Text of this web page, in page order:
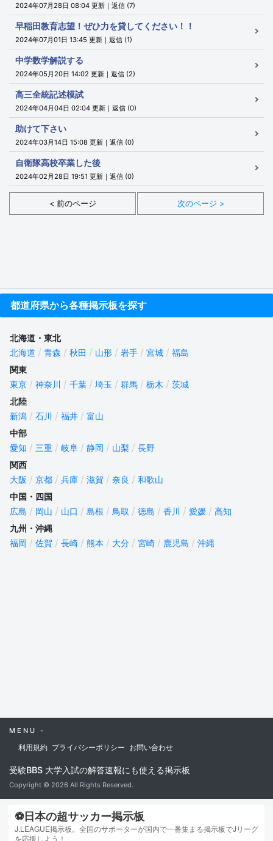
⚽日本の超サッカー掲示板
J.LEAGUE掲示板。全国のサポーターが国内で一番集まる掲示板でJリーグ
を応援しよう！
2024年07月28日 08:04 更新｜返信 (7)
早稲田教育志望！ぜひ力を貸してください！！
2024年07月01日 13:45 更新｜返信 (1)
中学数学解説する
2024年05月20日 14:02 更新｜返信 (2)
高三全統記述模試
2024年04月04日 02:04 更新｜返信 (0)
助けて下さい
2024年03月14日 15:08 更新｜返信 (0)
自衛隊高校卒業した後
2024年02月28日 19:51 更新｜返信 (0)
< 前のページ 次のページ >
都道府県から各種掲示板を探す
北海道・東北
北海道
青森 秋田 山形 岩手 宮城
福島
関東
東京
神奈川 千葉 埼玉 群馬 栃木
茨城
北陸
新潟
石川 福井
富山
中部
愛知
三重 岐阜 静岡 山梨
長野
関西
大阪
京都 兵庫 滋賀 奈良
和歌山
中国・四国
広島
岡山 山口 島根 鳥取 徳島 香川 愛媛
高知
九州・沖縄
福岡
佐賀 長崎 熊本 大分 宮崎 鹿児島 沖縄
MENU -
利用規約 プライバシーポリシー お問い合わせ
受験BBS 大学入試の解答速報にも使える掲示板
Copyright © 2026 All Rights Reserved.